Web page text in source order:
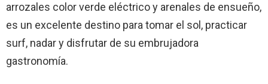
arrozales color verde eléctrico y arenales de ensueño,
es un excelente destino para tomar el sol, practicar
surf, nadar y disfrutar de su embrujadora
gastronomía.